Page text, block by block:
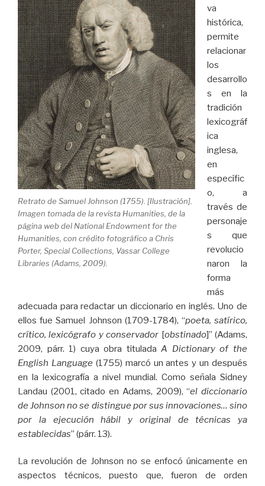
Retrato de Samuel Johnson (1755). [Ilustración].
Imagen tomada de la revista Humanities, de la
página web del National Endowment for the
Humanities, con crédito fotográfico a Chris
Porter, Special Collections, Vassar College
Libraries (Adams, 2009).
va
histórica,
permite
relacionar
los
desarrollo
s en la
tradición
lexicográf
ica
inglesa,
en
específic
o, a
través de
personaje
s que
revolucio
naron la
forma
más
adecuada para redactar un diccionario en inglés. Uno de
ellos fue Samuel Johnson (1709-1784), “poeta, satírico,
crítico, lexicógrafo y conservador [obstinado]” (Adams,
2009, párr. 1) cuya obra tituladaA Dictionary of the
English Language (1755) marcó un antes y un después
en la lexicografía a nivel mundial. Como señala Sidney
Landau (2001, citado en Adams, 2009), “el diccionario
de Johnson no se distingue por sus innovaciones… sino
por la ejecución hábil y original de técnicas ya
establecidas” (párr. 13).
La revolución de Johnson no se enfocó únicamente en
aspectos técnicos, puesto que, fueron de orden